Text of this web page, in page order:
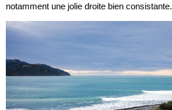
notamment une jolie droite bien consistante.